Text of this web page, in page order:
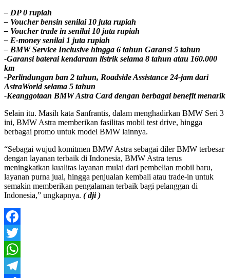
– DP 0 rupiah
– Voucher bensin senilai 10 juta rupiah
– Voucher trade in senilai 10 juta rupiah
– E-money senilai 1 juta rupiah
– BMW Service Inclusive hingga 6 tahun Garansi 5 tahun
-Garansi baterai kendaraan listrik selama 8 tahun atau 160.000
km
-Perlindungan ban 2 tahun, Roadside Assistance 24-jam dari
AstraWorld selama 5 tahun
-Keanggotaan BMW Astra Card dengan berbagai benefit menarik
Selain itu. Masih kata Sanfrantis, dalam menghadirkan BMW Seri 3
ini, BMW Astra memberikan fasilitas mobil test drive, hingga
berbagai promo untuk model BMW lainnya.
“Sebagai wujud komitmen BMW Astra sebagai diler BMW terbesar
dengan layanan terbaik di Indonesia, BMW Astra terus
meningkatkan kualitas layanan mulai dari pembelian mobil baru,
layanan purna jual, hingga penjualan kembali atau trade-in untuk
semakin memberikan pengalaman terbaik bagi pelanggan di
Indonesia,” ungkapnya. ( dji )
Facebook
Twitter
WhatsApp